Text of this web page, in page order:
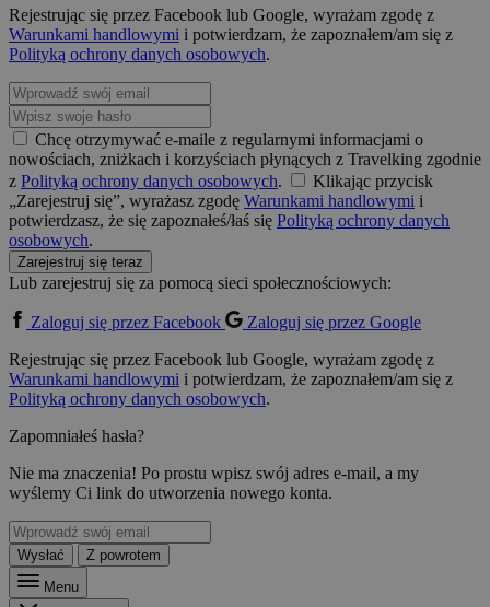
Rejestrując się przez Facebook lub Google, wyrażam zgodę z
Warunkami handlowymi i potwierdzam, że zapoznałem/am się z
Polityką ochrony danych osobowych.
Chcę otrzymywać e-maile z regularnymi informacjami o
nowościach, zniżkach i korzyściach płynących z Travelking zgodnie
z Polityką ochrony danych osobowych.
Klikając przycisk
„Zarejestruj się”, wyrażasz zgodę Warunkami handlowymi i
potwierdzasz, że się zapoznałeś/łaś się Polityką ochrony danych
osobowych.
Zarejestruj się teraz
Lub zarejestruj się za pomocą sieci społecznościowych:
Zaloguj się przez Facebook
Zaloguj się przez Google
Rejestrując się przez Facebook lub Google, wyrażam zgodę z
Warunkami handlowymi i potwierdzam, że zapoznałem/am się z
Polityką ochrony danych osobowych.
Zapomniałeś hasła?
Nie ma znaczenia! Po prostu wpisz swój adres e-mail, a my
wyślemy Ci link do utworzenia nowego konta.
Wysłać
Z powrotem
Menu